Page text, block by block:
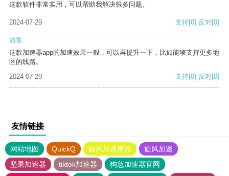
这款软件非常实用，可以帮助我解决很多问题。
2024-07-29 支持[0] 反对[0]
游客
这款加速器app的加速效果一般，可以再提升一下，比如能够支持更多地
区的线路。
2024-07-29
支持[0] 反对[0]
友情链接
网站地图 QuickQ 旋风加速度器
旋风加速
坚果加速器
tiktok加速器
狗急加速器官网